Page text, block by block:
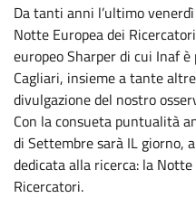
Da tanti anni l’ultimo
Notte Europea dei
europeo Sharper di cui Inaf
Cagliari, insieme a tante
divulgazione del nostro
Con la consueta puntualità
di Settembre sarà IL giorno,
dedicata alla ricerca: la
Ricercatori.